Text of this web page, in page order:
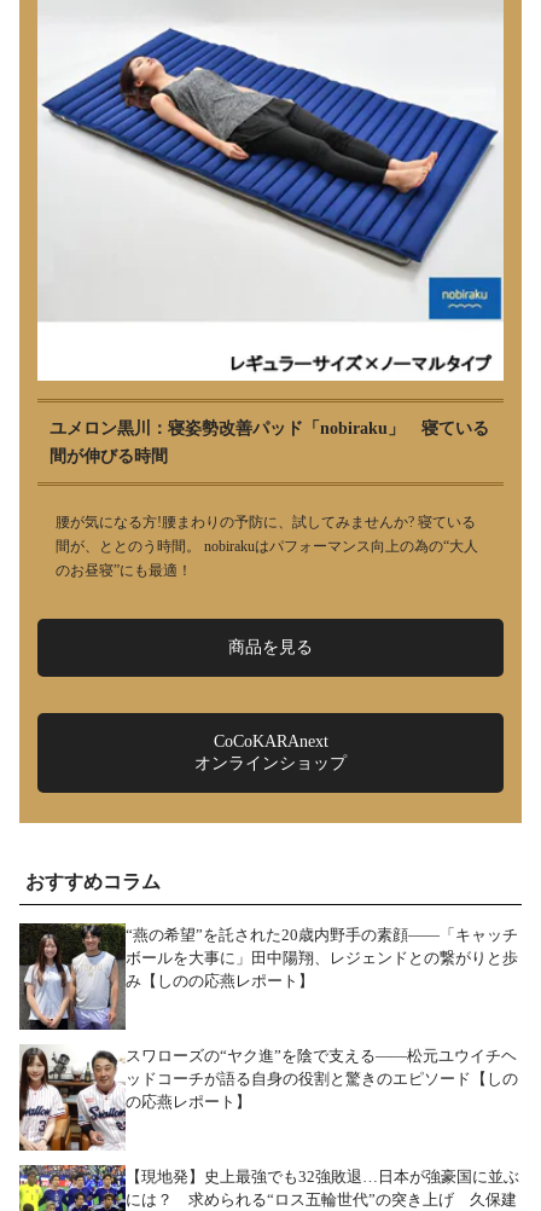
ユメロン黒川：寝姿勢改善パッド「nobiraku」 寝ている
間が伸びる時間
腰が気になる方!腰まわりの予防に、試してみませんか? 寝ている
間が、ととのう時間。 nobirakuはパフォーマンス向上の為の“大人
のお昼寝”にも最適！
商品を見る
CoCoKARAnext
オンラインショップ
おすすめコラム
“燕の希望”を託された20歳内野手の素顔――「キャッチ
ボールを大事に」田中陽翔、レジェンドとの繋がりと歩
み【しのの応燕レポート】
スワローズの“ヤク進”を陰で支える――松元ユウイチヘ
ッドコーチが語る自身の役割と驚きのエピソード【しの
の応燕レポート】
【現地発】史上最強でも32強敗退…日本が強豪国に並ぶ
には？ 求められる“ロス五輪世代”の突き上げ 久保建